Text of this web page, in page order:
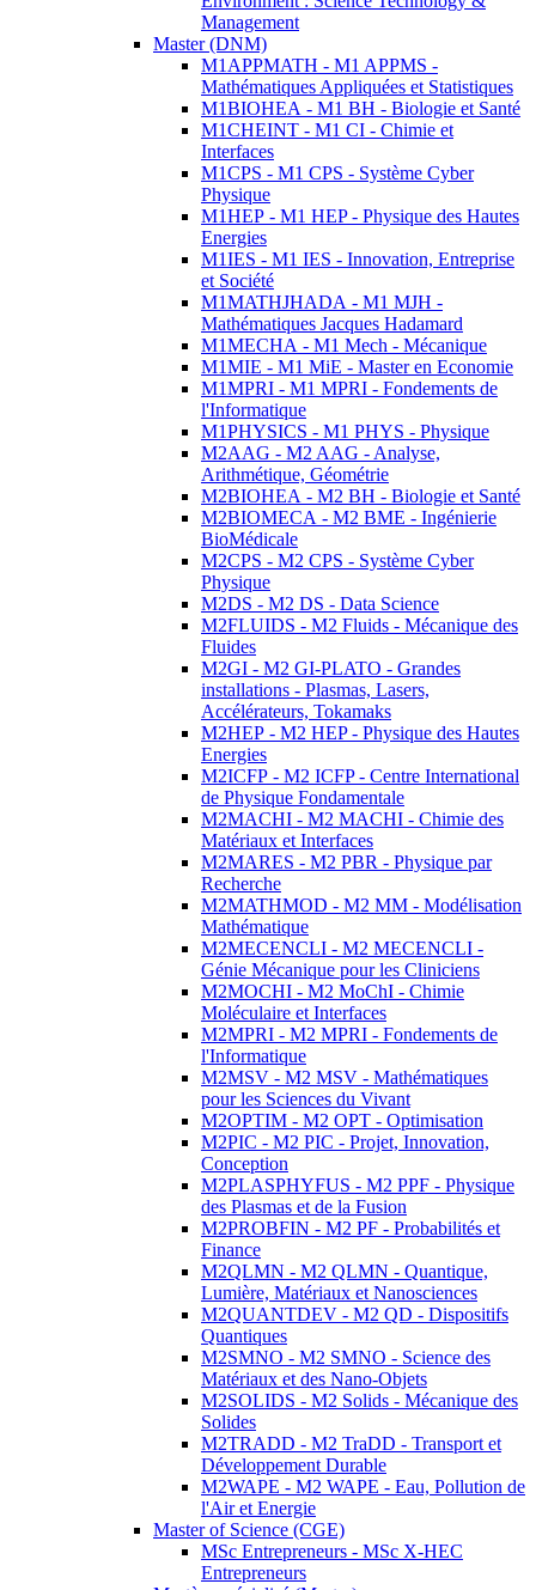
Management
Master (DNM)
M1APPMATH - M1 APPMS -
Mathématiques Appliquées et Statistiques
M1BIOHEA - M1 BH - Biologie et Santé
M1CHEINT - M1 CI - Chimie et
Interfaces
M1CPS - M1 CPS - Système Cyber
Physique
M1HEP - M1 HEP - Physique des Hautes
Energies
M1IES - M1 IES - Innovation, Entreprise
et Société
M1MATHJHADA - M1 MJH -
Mathématiques Jacques Hadamard
M1MECHA - M1 Mech - Mécanique
M1MIE - M1 MiE - Master en Economie
M1MPRI - M1 MPRI - Fondements de
l'Informatique
M1PHYSICS - M1 PHYS - Physique
M2AAG - M2 AAG - Analyse,
Arithmétique, Géométrie
M2BIOHEA - M2 BH - Biologie et Santé
M2BIOMECA - M2 BME - Ingénierie
BioMédicale
M2CPS - M2 CPS - Système Cyber
Physique
M2DS - M2 DS - Data Science
M2FLUIDS - M2 Fluids - Mécanique des
Fluides
M2GI - M2 GI-PLATO - Grandes
installations - Plasmas, Lasers,
Accélérateurs, Tokamaks
M2HEP - M2 HEP - Physique des Hautes
Energies
M2ICFP - M2 ICFP - Centre International
de Physique Fondamentale
M2MACHI - M2 MACHI - Chimie des
Matériaux et Interfaces
M2MARES - M2 PBR - Physique par
Recherche
M2MATHMOD - M2 MM - Modélisation
Mathématique
M2MECENCLI - M2 MECENCLI -
Génie Mécanique pour les Cliniciens
M2MOCHI - M2 MoChI - Chimie
Moléculaire et Interfaces
M2MPRI - M2 MPRI - Fondements de
l'Informatique
M2MSV - M2 MSV - Mathématiques
pour les Sciences du Vivant
M2OPTIM - M2 OPT - Optimisation
M2PIC - M2 PIC - Projet, Innovation,
Conception
M2PLASPHYFUS - M2 PPF - Physique
des Plasmas et de la Fusion
M2PROBFIN - M2 PF - Probabilités et
Finance
M2QLMN - M2 QLMN - Quantique,
Lumière, Matériaux et Nanosciences
M2QUANTDEV - M2 QD - Dispositifs
Quantiques
M2SMNO - M2 SMNO - Science des
Matériaux et des Nano-Objets
M2SOLIDS - M2 Solids - Mécanique des
Solides
M2TRADD - M2 TraDD - Transport et
Développement Durable
M2WAPE - M2 WAPE - Eau, Pollution de
l'Air et Energie
Master of Science (CGE)
MSc Entrepreneurs - MSc X-HEC
Entrepreneurs